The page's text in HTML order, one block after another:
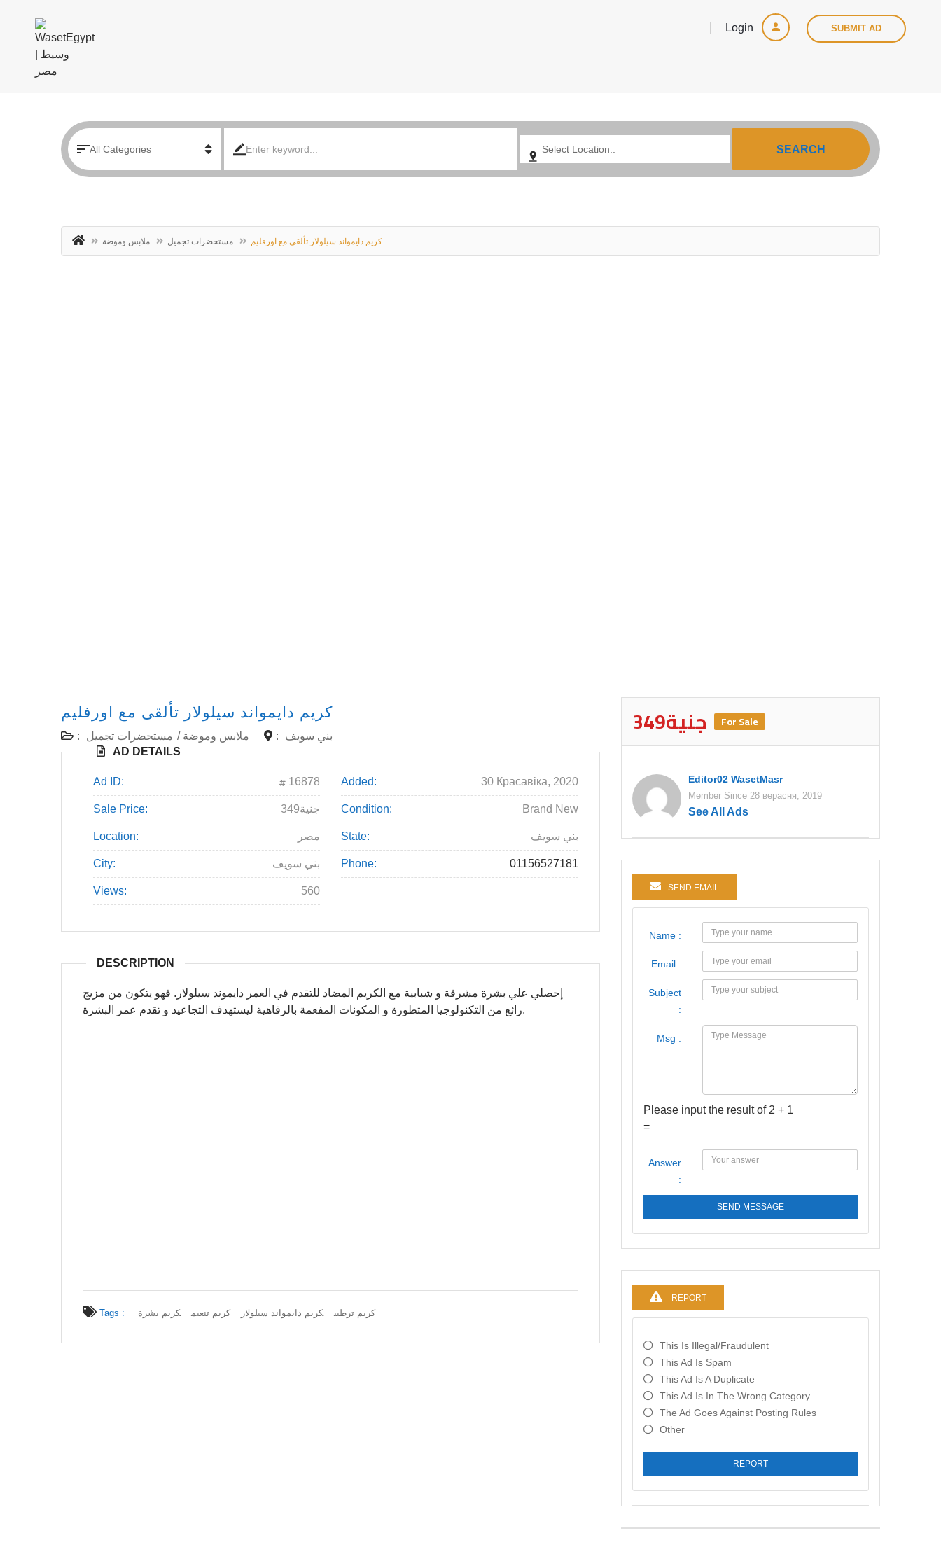
Login SUBMIT AD
SEARCH
ملابس وموضة مستحضرات تجميل كريم دايمواند سيلولار تألقى مع اورفليم
كريم دايمواند سيلولار تألقى مع اورفليم
: ملابس وموضة / مستحضرات تجميل :
بني سويف
AD DETAILS
Ad ID: 16878 Added: 30 Красавіка, 2020
Sale Price: 349جنية Condition: Brand New
Location: مصر State: بني سويف
City: بني سويف Phone: 01156527181
Views: 560
DESCRIPTION
إحصلي علي بشرة مشرقة و شبابية مع الكريم المضاد للتقدم في العمر دايموند سيلولار. فهو يتكون من مزيج
رائع من التكنولوجيا المتطورة و المكونات المفعمة بالرفاهية ليستهدف التجاعيد و تقدم عمر البشرة.
Tags : كريم ترطيب كريم دايمواند سيلولار كريم تنعيم كريم بشرة
349جنية For Sale
Editor02 WasetMasr
Member Since 28 верасня, 2019
See All Ads
SEND EMAIL
Name :
Email :
Subject
:
Msg :
Please input the result of 2 + 1
=
Answer
:
SEND MESSAGE
REPORT
This Is Illegal/fraudulent
This Ad Is Spam
This Ad Is A Duplicate
This Ad Is In The Wrong Category
The Ad Goes Against Posting Rules
Other
REPORT